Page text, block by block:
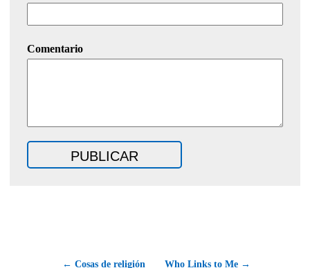
Comentario
← Cosas de religión Who Links to Me →